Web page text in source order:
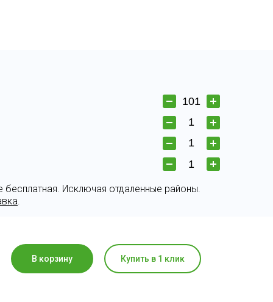
бесплатная. Исключая отдаленные районы.
.
В корзину Купить в 1 клик